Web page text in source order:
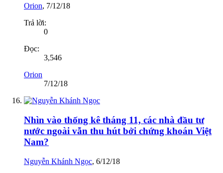
Orion, 7/12/18
Trả lời:
0
Đọc:
3,546
Orion
7/12/18
Nhìn vào thống kê tháng 11, các nhà đầu tư
nước ngoài vẫn thu hút bởi chứng khoán Việt
Nam?
Nguyễn Khánh Ngọc, 6/12/18